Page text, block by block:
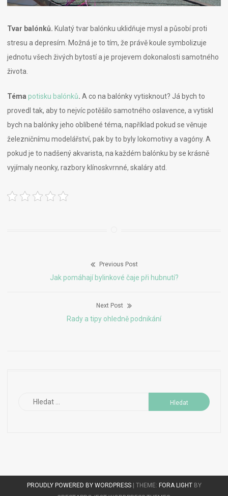
Tvar balónků. Kulatý tvar balónku uklidňuje mysl a působí proti
stresu a depresím. Možná je to tím, že právě koule symbolizuje
jednotu všech živých bytostí a je projevem dokonalosti samotného
života.
Téma potisku balónků. A co na balónky vytisknout? Já bych to
provedl tak, aby to nejvíc potěšilo samotného oslavence, a vytiskl
bych na balónky jeho oblíbené téma, například pokud se věnuje
železničnímu modelářství, pak by to byly lokomotivy a vagóny. A
pokud je to nadšený akvarista, na každém balónku by se krásně
vyjímaly neonky, razbory klínoskvrnné, skaláry atd.
Previous Post
Previous
Jak pomáhají bylinkové čaje při hubnutí?
Next Post
Next
Rady a tipy ohledně podnikání
Vyhledávání
PROUDLY POWERED BY WORDPRESS THEME: FORA LIGHTBY